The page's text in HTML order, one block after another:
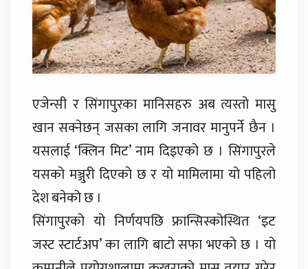
एजेन्सी र सिंगापुरका मानिसहरु अब त्यस्तो मासु
खान सक्नेछन् जसका लागि जनावर मानुपर्ने छैन ।
यसलाई ‘क्लिन मिट’ नाम दिइएको छ । सिंगापुरले
यसको मञ्जुरी दिएको छ र यो मामिलामा यो पहिलो
देश बनेको छ ।
सिंगापुरको यो निर्णयपछि फ्रान्सिस्कोस्थित ‘इट
जस्ट स्टार्टअप’ का लागि बाटो सफा भएको छ । यो